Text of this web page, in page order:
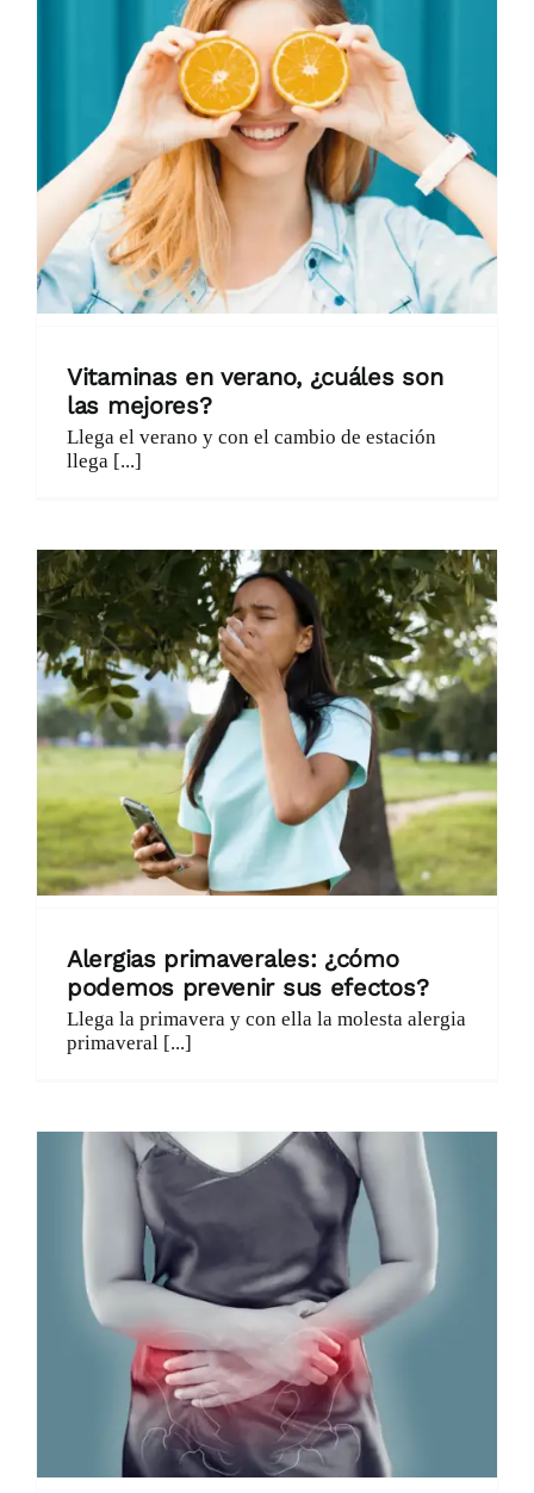
Catálogo
Promociones
Encargo Exprés
Blog
Contacto
Vitaminas en verano, ¿cuáles son
las mejores?
Llega el verano y con el cambio de estación
llega [...]
Alergias primaverales: ¿cómo
podemos prevenir sus efectos?
Llega la primavera y con ella la molesta alergia
primaveral [...]